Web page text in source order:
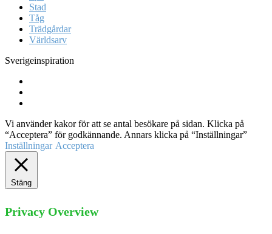
Stad
Tåg
Trädgårdar
Världsarv
Sverigeinspiration
Vi använder kakor för att se antal besökare på sidan. Klicka på
“Acceptera” för godkännande. Annars klicka på “Inställningar”
Inställningar Acceptera
Stäng
Privacy Overview